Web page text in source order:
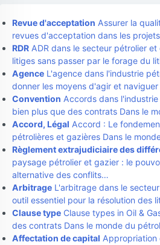
Revue d'acceptation Assurer la
revues d'acceptation dans les
RDR ADR dans le secteur pétrolier
litiges sans passer par le forage du
Agence L'agence dans l'industrie
donner les moyens d'agir et
Convention Accords dans
bien plus que des contrats Dans le
Accord, Légal Accord : Le
pétrolières et gazières Dans le
Règlement extrajudiciaire des
paysage pétrolier et gazier : le
alternative des conflits…
Arbitrage L'arbitrage dans le
outil essentiel pour la résolution des
Clause type Clause types in Oil &
des contrats Dans le monde du
Affectation de capital Appropriation